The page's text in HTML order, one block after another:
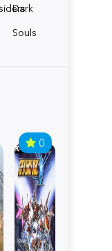
Dark
Souls
0